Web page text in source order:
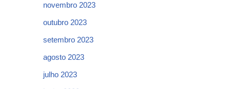
novembro 2023
outubro 2023
setembro 2023
agosto 2023
julho 2023